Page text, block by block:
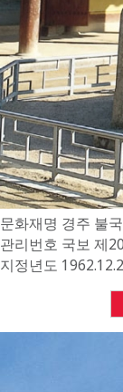
문화재명 경주 불
관리번호 국보 제
지정년도